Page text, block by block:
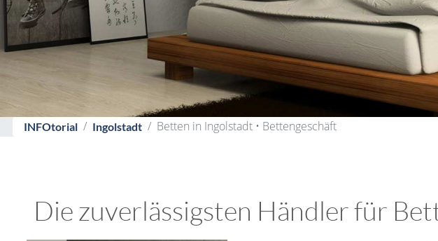
INFOtorial Ingolstadt Betten in Ingolstadt • Bettengeschäft
Die zuverlässigsten Händler für